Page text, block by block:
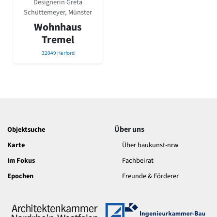
David Chipperfield
Harald Deilmann
Gottfried Böhm
Schneider von Esleben
Peter Behrens
Auszeichnung vorbildlicher Bauten NRW 2020
1950er-70er Jahre
Reformarchitektur
Jugendstil
Historismus
Klassizismus
Renaissance
Gotik
Designerin Greta
Schüttemeyer, Münster
Wohnhaus
Tremel
32049 Herford
Objektsuche
Karte
Im Fokus
Epochen
Über uns
Über baukunst-nrw
Fachbeirat
Freunde & Förderer